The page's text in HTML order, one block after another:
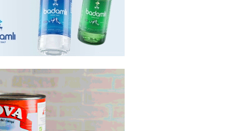
Xəzər Fərhadov ilə bağlı
- 13:15 77
Media və Yayım Şurası
- 13:00